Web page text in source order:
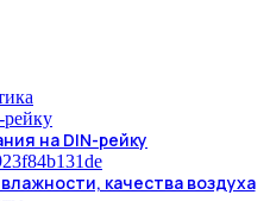
на DIN-рейку
качества воздуха